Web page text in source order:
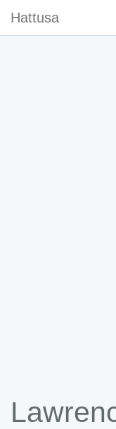
Hattusa